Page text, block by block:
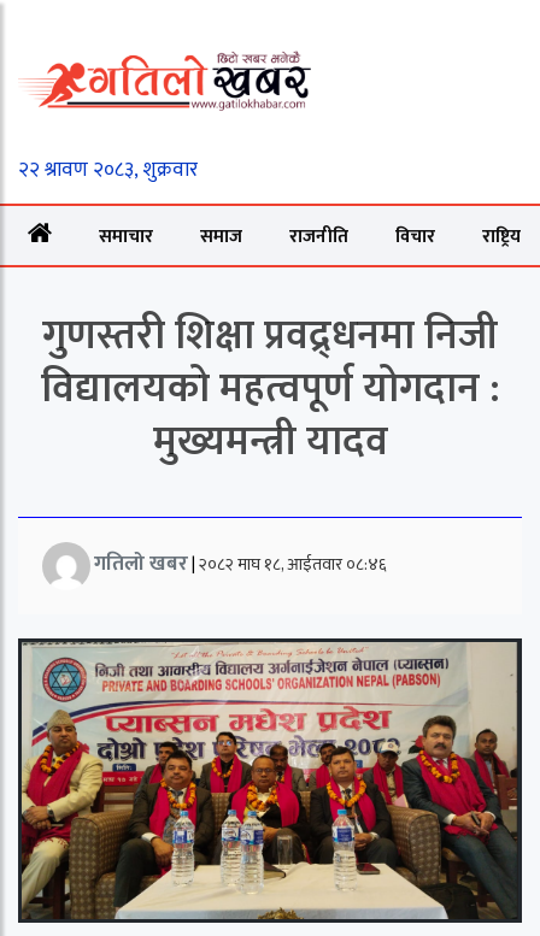
समाचार समाज राजनीति विचार राष्ट्रिय
गुणस्तरी शिक्षा प्रवद्र्धनमा निजी
विद्यालयको महत्वपूर्ण योगदान :
मुख्यमन्त्री यादव
गतिलो खबर|२०८२ माघ १८, आईतवार ०८:४६